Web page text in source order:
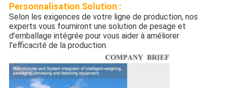
Personnalisation Solution :
Selon les exigences de votre ligne de production, nos
experts vous fourniront une solution de pesage et
d'emballage intégrée pour vous aider à améliorer
l'efficacité de la production.